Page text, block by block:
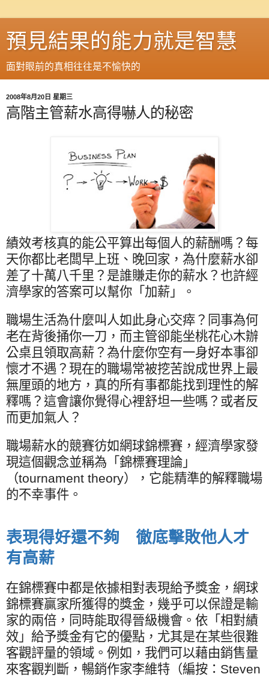
預見結果的能力就是智慧
面對眼前的真相往往是不愉快的
2008年8月20日 星期三
高階主管薪水高得嚇人的秘密
績效考核真的能公平算出每個人的薪酬嗎？每
天你都比老闆早上班、晚回家，為什麼薪水卻
差了十萬八千里？是誰賺走你的薪水？也許經
濟學家的答案可以幫你「加薪」。
職場生活為什麼叫人如此身心交瘁？同事為何
老在背後捅你一刀，而主管卻能坐桃花心木辦
公桌且領取高薪？為什麼你空有一身好本事卻
懷才不遇？現在的職場常被挖苦說成世界上最
無厘頭的地方，真的所有事都能找到理性的解
釋嗎？這會讓你覺得心裡舒坦一些嗎？或者反
而更加氣人？
職場薪水的競賽彷如網球錦標賽，經濟學家發
現這個觀念並稱為「錦標賽理論」
（tournament theory），它能精準的解釋職場
的不幸事件。
表現得好還不夠 徹底擊敗他人才
有高薪
在錦標賽中都是依據相對表現給予獎金，網球
錦標賽贏家所獲得的獎金，幾乎可以保證是輸
家的兩倍，同時能取得晉級機會。依「相對績
效」給予獎金有它的優點，尤其是在某些很難
客觀評量的領域。例如，我們可以藉由銷售量
來客觀判斷，暢銷作家李維特（編按： Steven